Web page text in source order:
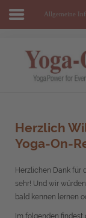
Allgemeine
Herzlich
Yoga-On-
Herzlichen Dank für
sehr! Und wir
bald kennen lernen
Im folgenden